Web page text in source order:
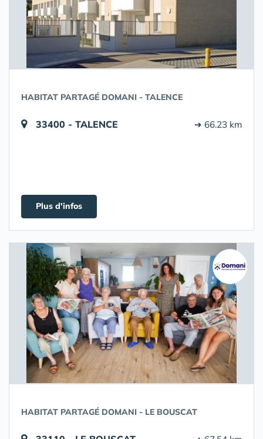
HABITAT PARTAGÉ DOMANI - TALENCE
33400 - TALENCE ➔ 66.23 km
Plus d'infos
HABITAT PARTAGÉ DOMANI - LE BOUSCAT